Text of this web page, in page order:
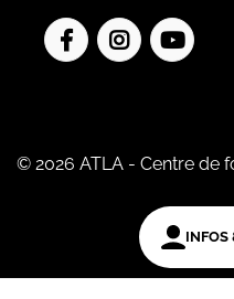
© 2026 ATLA - Centre de
INFOS